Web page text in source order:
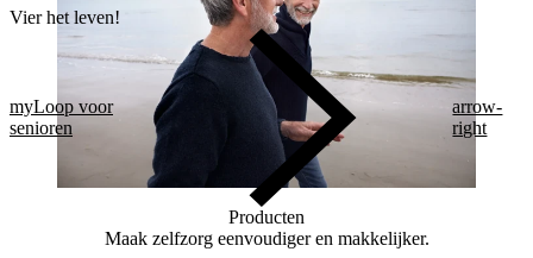
Vier het leven!
myLoop voor
senioren
arrow-
right
Producten
Maak zelfzorg eenvoudiger en makkelijker.